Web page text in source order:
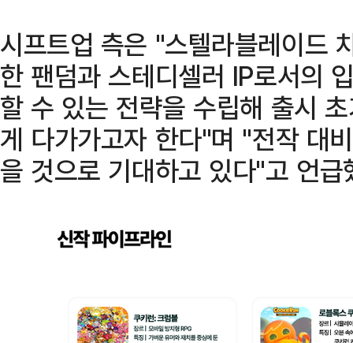
시프트업 측은 "스텔라블레이드
한 팬덤과 스테디셀러 IP로서의
할 수 있는 전략을 수립해 출시
게 다가가고자 한다"며 "전작 대
을 것으로 기대하고 있다"고 언급